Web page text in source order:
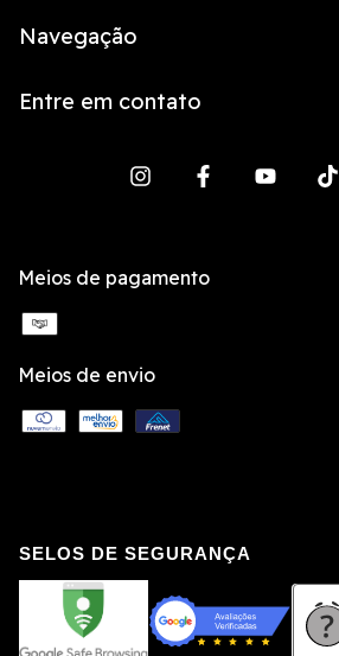
Navegação
Entre em contato
Meios de pagamento
Meios de envio
SELOS DE SEGURANÇA